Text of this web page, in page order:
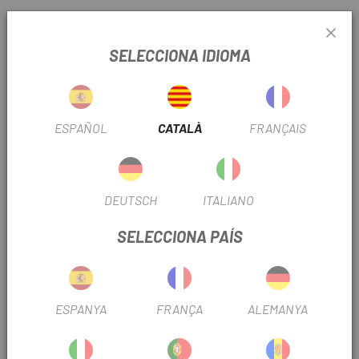
Carcassa: 60 TPI
Compte: filferro
Protecció plana: Endurant
26x1 3/8”, psi 70-90, pes aproximat 515g
27x1 1/4”, psi 85-95, pes aproximat 545g
700x26mm, psi 100-125, pes aproximat 360g
700x32 mm, psi 85-95, pes aproximat 460 g
"700x35mm, psi 50-80, pes aproximat 490g
SELECCIONA IDIOMA
ESPAÑOL CATALÀ FRANÇAIS
DEUTSCH ITALIANO
SELECCIONA PAÍS
ESPANYA FRANÇA ALEMANYA